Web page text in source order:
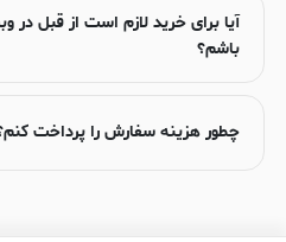
آیا برای خرید لازم است از قبل در
باشم؟
چطور هزینه سفارش را پرداخت